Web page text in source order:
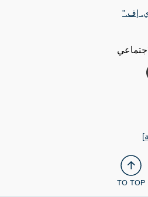
إف."
TO TOP